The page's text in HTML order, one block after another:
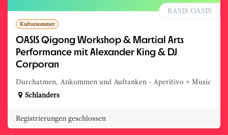
Kultursommer
OASIS Qigong Workshop & Martial Arts
Performance mit Alexander King & DJ
Corporan
Durchatmen, Ankommen und Auftanken - Aperitivo + Music
BASIS OASIS
Schlanders
Registrierungen geschlossen